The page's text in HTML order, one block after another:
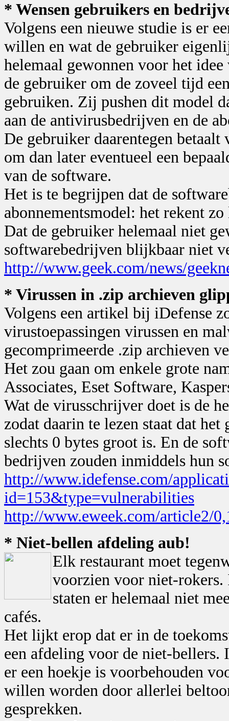
* Wensen gebruikers en
Volgens een nieuwe studie is er
willen en wat de gebruiker
helemaal gewonnen voor het
de gebruiker om de zoveel tijd
gebruiken. Zij pushen dit model
aan de antivirusbedrijven en de
De gebruiker daarentegen
om dan later eventueel een
van de software.
Het is te begrijpen dat de
abonnementsmodel: het rekent
Dat de gebruiker helemaal niet
softwarebedrijven blijkbaar niet
http://www.geek.com/news/
* Virussen in .zip archieven
Volgens een artikel bij iDefense
virustoepassingen virussen en
gecomprimeerde .zip archieven
Het zou gaan om enkele grote
Associates, Eset Software,
Wat de virusschrijver doet is de
zodat daarin te lezen staat dat
slechts 0 bytes groot is. En de
bedrijven zouden inmiddels hun
http://www.idefense.com/
id=153&type=vulnerabilities
http://www.eweek.com/article2/
* Niet-bellen afdeling aub!
Elk restaurant moet
voorzien voor niet-rokers.
staten er helemaal niet
cafés.
Het lijkt erop dat er in de
een afdeling voor de niet-bellers.
er een hoekje is voorbehouden
willen worden door allerlei
gesprekken.